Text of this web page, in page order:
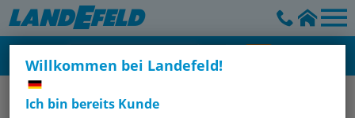
Willkommen bei Landefeld!
Ich bin bereits Kunde
IQS-Steckanschlüsse aus Edelstahl - ES (4-16 mm)